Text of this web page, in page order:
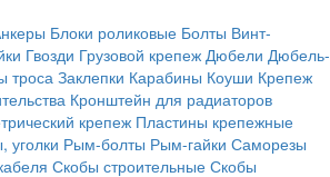
Блоки роликовые Болты Винт-
Гвозди Грузовой крепеж Дюбели Дюбель-
троса Заклепки Карабины Коуши Крепеж
Кронштейн для радиаторов
крепеж Пластины крепежные
уголки Рым-болты Рым-гайки Саморезы
Скобы строительные Скобы